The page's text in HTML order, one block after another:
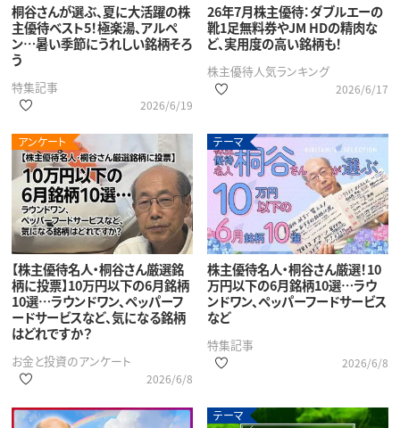
桐谷さんが選ぶ、夏に大活躍の株
主優待ベスト5！極楽湯、アルペ
ン…暑い季節にうれしい銘柄そろ
う
特集記事
2026/6/19
26年7月株主優待：ダブルエーの
靴1足無料券やJM HDの精肉な
ど、実用度の高い銘柄も！
株主優待人気ランキング
2026/6/17
アンケート
【株主優待名人・桐谷さん厳選銘
柄に投票】10万円以下の6月銘柄
10選…ラウンドワン、ペッパーフ
ードサービスなど、気になる銘柄
はどれですか？
お金と投資のアンケート
2026/6/8
テーマ
株主優待名人・桐谷さん厳選！10
万円以下の6月銘柄10選…ラウ
ンドワン、ペッパーフードサービス
など
特集記事
2026/6/8
テーマ